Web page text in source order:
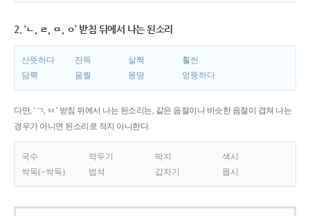
2. ‘ㄴ, ㄹ, ㅁ, ㅇ’ 받침 뒤에서 나는 된소리
산뜻하다 잔뜩 살짝
훨씬
담뿍
움찔 몽땅 엉뚱하다
다만, ‘ㄱ, ㅂ’ 받침 뒤에서 나는 된소리는, 같은 음절이나 비슷한 음절이 겹쳐 나는
경우가 아니면 된소리로 적지 아니한다.
국수 깍두기 딱지
색시
싹둑(~싹둑)
법석 갑자기 몹시